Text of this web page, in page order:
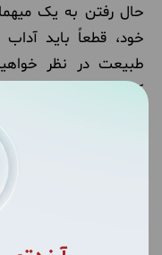
حال رفتن به یک
خود، قطعاً باید
طبیعت در نظر
کمپینگ در طبیعت،
تعامل با میزبانان
همیشه قبل از سفر
گیاهی و حیات وحش
داشتن اطلاعات ذهنی
غیرمنتظره بهتر آماده
همچنین آشنایی با